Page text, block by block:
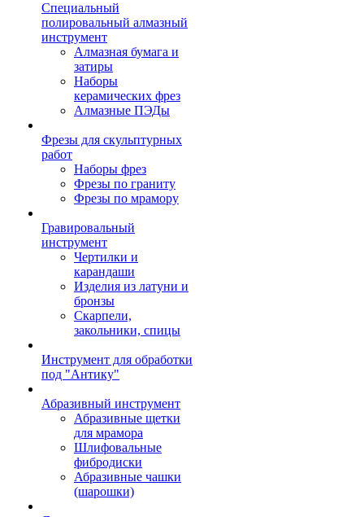
Специальный
полировальный алмазный
инструмент
Алмазная бумага и
затиры
Наборы
керамических фрез
Алмазные ПЭДы
Фрезы для скульптурных
работ
Наборы фрез
Фрезы по граниту
Фрезы по мрамору
Гравировальный
инструмент
Чертилки и
карандаши
Изделия из латуни и
бронзы
Скарпели,
закольники, спицы
Инструмент для обработки
под "Антику"
Абразивный инструмент
Абразивные щетки
для мрамора
Шлифовальные
фибродиски
Абразивные чашки
(шарошки)